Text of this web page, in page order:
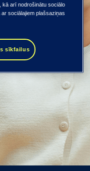
kā arī nodrošinātu sociālo
sociālajiem plašsaziņas
sīkfailus